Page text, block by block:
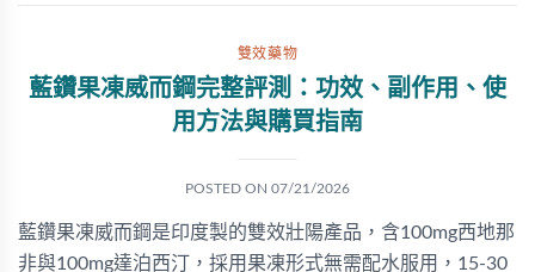
雙效藥物
藍鑽果凍威而鋼完整評測：功效、副作用、使
用方法與購買指南
POSTED ON 07/21/2026
藍鑽果凍威而鋼是印度製的雙效壯陽產品，含100mg西地那
非與100mg達泊西汀，採用果凍形式無需配水服用，15-30